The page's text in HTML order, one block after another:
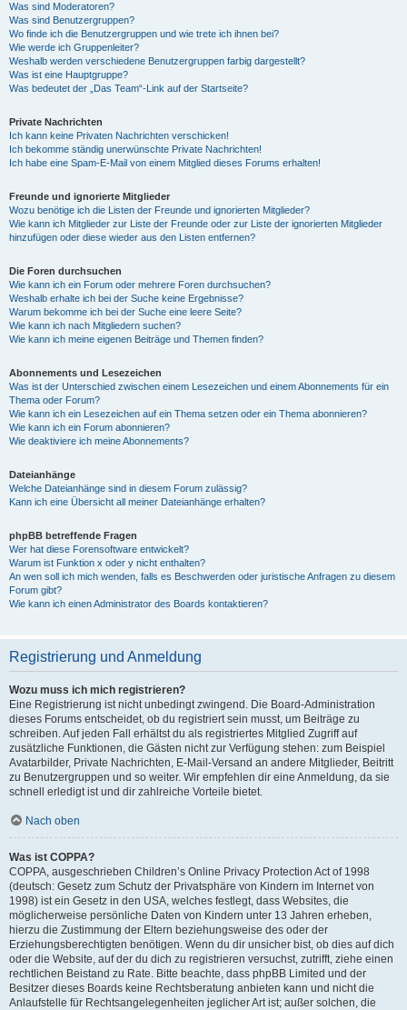
Was sind Moderatoren?
Was sind Benutzergruppen?
Wo finde ich die Benutzergruppen und wie trete ich ihnen bei?
Wie werde ich Gruppenleiter?
Weshalb werden verschiedene Benutzergruppen farbig dargestellt?
Was ist eine Hauptgruppe?
Was bedeutet der „Das Team“-Link auf der Startseite?
Private Nachrichten
Ich kann keine Privaten Nachrichten verschicken!
Ich bekomme ständig unerwünschte Private Nachrichten!
Ich habe eine Spam-E-Mail von einem Mitglied dieses Forums erhalten!
Freunde und ignorierte Mitglieder
Wozu benötige ich die Listen der Freunde und ignorierten Mitglieder?
Wie kann ich Mitglieder zur Liste der Freunde oder zur Liste der ignorierten Mitglieder
hinzufügen oder diese wieder aus den Listen entfernen?
Die Foren durchsuchen
Wie kann ich ein Forum oder mehrere Foren durchsuchen?
Weshalb erhalte ich bei der Suche keine Ergebnisse?
Warum bekomme ich bei der Suche eine leere Seite?
Wie kann ich nach Mitgliedern suchen?
Wie kann ich meine eigenen Beiträge und Themen finden?
Abonnements und Lesezeichen
Was ist der Unterschied zwischen einem Lesezeichen und einem Abonnements für ein
Thema oder Forum?
Wie kann ich ein Lesezeichen auf ein Thema setzen oder ein Thema abonnieren?
Wie kann ich ein Forum abonnieren?
Wie deaktiviere ich meine Abonnements?
Dateianhänge
Welche Dateianhänge sind in diesem Forum zulässig?
Kann ich eine Übersicht all meiner Dateianhänge erhalten?
phpBB betreffende Fragen
Wer hat diese Forensoftware entwickelt?
Warum ist Funktion x oder y nicht enthalten?
An wen soll ich mich wenden, falls es Beschwerden oder juristische Anfragen zu diesem
Forum gibt?
Wie kann ich einen Administrator des Boards kontaktieren?
Registrierung und Anmeldung
Wozu muss ich mich registrieren?
Eine Registrierung ist nicht unbedingt zwingend. Die Board-Administration
dieses Forums entscheidet, ob du registriert sein musst, um Beiträge zu
schreiben. Auf jeden Fall erhältst du als registriertes Mitglied Zugriff auf
zusätzliche Funktionen, die Gästen nicht zur Verfügung stehen: zum Beispiel
Avatarbilder, Private Nachrichten, E-Mail-Versand an andere Mitglieder, Beitritt
zu Benutzergruppen und so weiter. Wir empfehlen dir eine Anmeldung, da sie
schnell erledigt ist und dir zahlreiche Vorteile bietet.
Nach oben
Was ist COPPA?
COPPA, ausgeschrieben Children’s Online Privacy Protection Act of 1998
(deutsch: Gesetz zum Schutz der Privatsphäre von Kindern im Internet von
1998) ist ein Gesetz in den USA, welches festlegt, dass Websites, die
möglicherweise persönliche Daten von Kindern unter 13 Jahren erheben,
hierzu die Zustimmung der Eltern beziehungsweise des oder der
Erziehungsberechtigten benötigen. Wenn du dir unsicher bist, ob dies auf dich
oder die Website, auf der du dich zu registrieren versuchst, zutrifft, ziehe einen
rechtlichen Beistand zu Rate. Bitte beachte, dass phpBB Limited und der
Besitzer dieses Boards keine Rechtsberatung anbieten kann und nicht die
Anlaufstelle für Rechtsangelegenheiten jeglicher Art ist; außer solchen, die